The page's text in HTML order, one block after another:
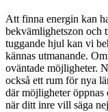
Att finna energin kan
bekvämlighetszon och
tuggande hjul kan vi
kännas utmanande.
oväntade möjligheter.
också ett rum för nya
där möjligheter
när ditt inre vill säga